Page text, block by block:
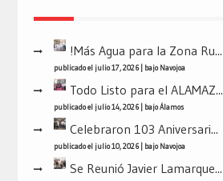
!Más Agua para la Zona Ru...
publicado el julio 17, 2026| bajoNavojoa
Todo Listo para el ALAMAZ...
publicado el julio 14, 2026| bajoÁlamos
Celebraron 103 Aniversari...
publicado el julio 10, 2026| bajoNavojoa
Se Reunió Javier Lamarque...